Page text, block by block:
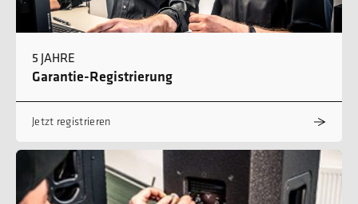
5 JAHRE
Garantie-Registrierung
Jetzt registrieren